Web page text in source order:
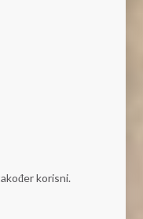
korisni.